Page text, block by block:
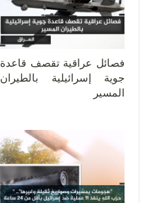
فصائل عراقية تقصف قاعدة
جوية إسرائيلية بالطيران
المسير